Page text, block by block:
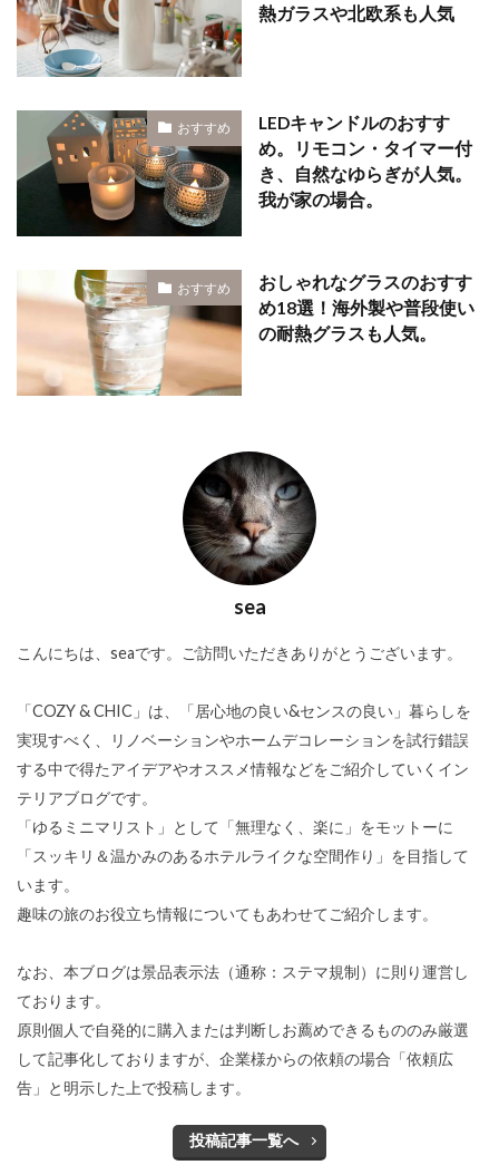
熱ガラスや北欧系も人気
おすすめ
LEDキャンドルのおすす
め。リモコン・タイマー付
き、自然なゆらぎが人気。
我が家の場合。
おすすめ
おしゃれなグラスのおすす
め18選！海外製や普段使い
の耐熱グラスも人気。
sea
こんにちは、seaです。ご訪問いただきありがとうございます。
「COZY & CHIC」は、「居心地の良い&センスの良い」暮らしを
実現すべく、リノベーションやホームデコレーションを試行錯誤
する中で得たアイデアやオススメ情報などをご紹介していくイン
テリアブログです。
「ゆるミニマリスト」として「無理なく、楽に」をモットーに
「スッキリ＆温かみのあるホテルライクな空間作り」を目指して
います。
趣味の旅のお役立ち情報についてもあわせてご紹介します。
なお、本ブログは景品表示法（通称：ステマ規制）に則り運営し
ております。
原則個人で自発的に購入または判断しお薦めできるもののみ厳選
して記事化しておりますが、企業様からの依頼の場合「依頼広
告」と明示した上で投稿します。
投稿記事一覧へ